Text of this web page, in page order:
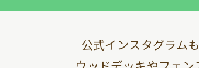
公式インスタグラムも